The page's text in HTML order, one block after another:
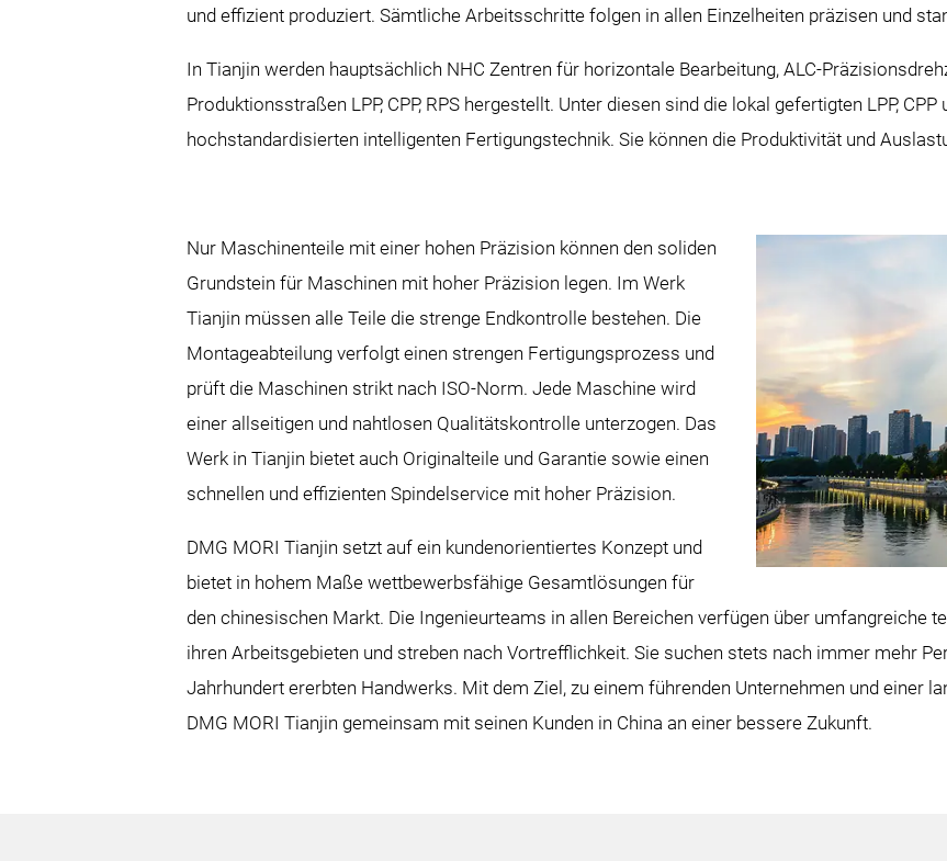
und effizient produziert. Sämtliche Arbeitsschritte folgen in allen Einzelheiten präzisen und
In Tianjin werden hauptsächlich NHC Zentren für horizontale Bearbeitung, ALC-
Produktionsstraßen LPP, CPP, RPS hergestellt. Unter diesen sind die lokal gefertigten LPP, CPP
hochstandardisierten intelligenten Fertigungstechnik. Sie können die Produktivität und
Nur Maschinenteile mit einer hohen Präzision können den soliden
Grundstein für Maschinen mit hoher Präzision legen. Im Werk
Tianjin müssen alle Teile die strenge Endkontrolle bestehen. Die
Montageabteilung verfolgt einen strengen Fertigungsprozess und
prüft die Maschinen strikt nach ISO-Norm. Jede Maschine wird
einer allseitigen und nahtlosen Qualitätskontrolle unterzogen. Das
Werk in Tianjin bietet auch Originalteile und Garantie sowie einen
schnellen und effizienten Spindelservice mit hoher Präzision.
DMG MORI Tianjin setzt auf ein kundenorientiertes Konzept und
bietet in hohem Maße wettbewerbsfähige Gesamtlösungen für
den chinesischen Markt. Die Ingenieurteams in allen Bereichen verfügen über umfangreiche
ihren Arbeitsgebieten und streben nach Vortrefflichkeit. Sie suchen stets nach immer mehr
Jahrhundert ererbten Handwerks. Mit dem Ziel, zu einem führenden Unternehmen und einer
DMG MORI Tianjin gemeinsam mit seinen Kunden in China an einer bessere Zukunft.